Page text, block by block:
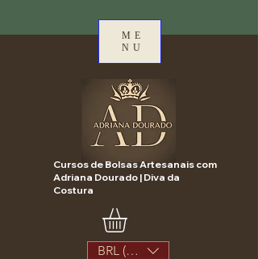
ME
NU
Cursos de Bolsas Artesanais com
Adriana Dourado | Diva da
Costura
BRL (R$)